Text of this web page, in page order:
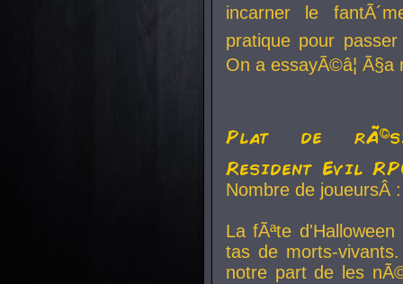
incarner le
pratique pour
On a essayÃ©â¦
Plat de
Resident Evil
Nombre de
La fÃªte
tas de morts-
notre part de les